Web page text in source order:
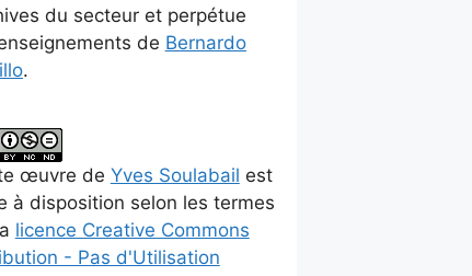
du secteur et perpétue
de Bernardo
.
œuvre de Yves Soulabail est
à disposition selon les termes
licence Creative Commons
- Pas d'Utilisation